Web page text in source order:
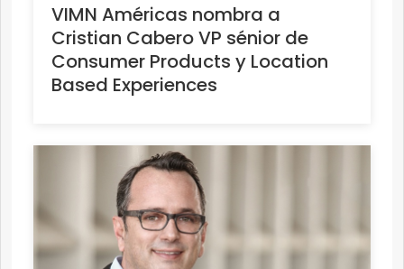
VIMN Américas nombra a
Cristian Cabero VP sénior de
Consumer Products y Location
Based Experiences